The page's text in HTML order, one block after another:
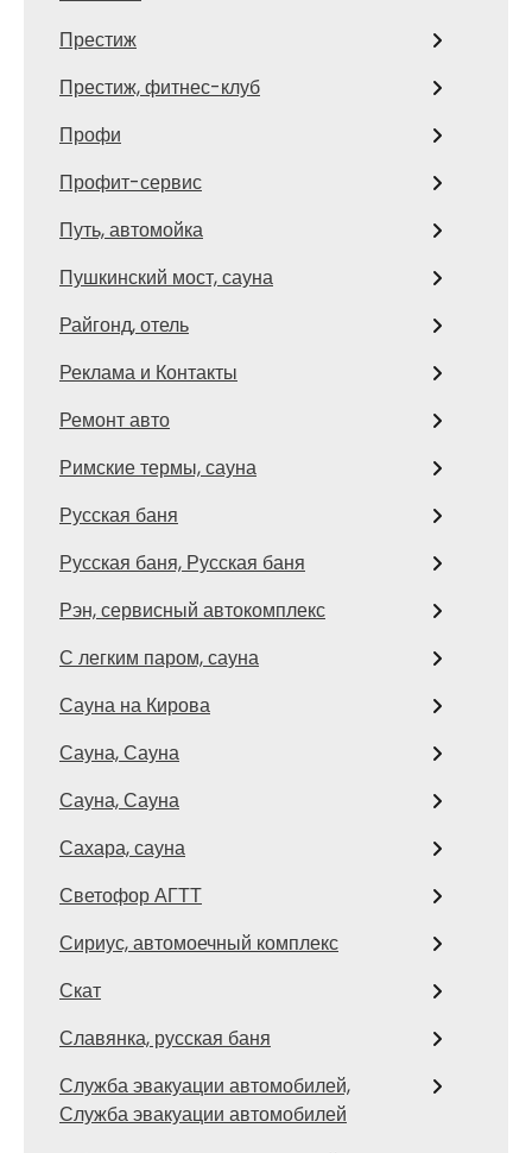
Престиж
Престиж, фитнес-клуб
Профи
Профит-сервис
Путь, автомойка
Пушкинский мост, сауна
Райгонд, отель
Реклама и Контакты
Ремонт авто
Римские термы, сауна
Русская баня
Русская баня, Русская баня
Рэн, сервисный автокомплекс
С легким паром, сауна
Сауна на Кирова
Сауна, Сауна
Сауна, Сауна
Сахара, сауна
Светофор АГТТ
Сириус, автомоечный комплекс
Скат
Славянка, русская баня
Служба эвакуации автомобилей,
Служба эвакуации автомобилей